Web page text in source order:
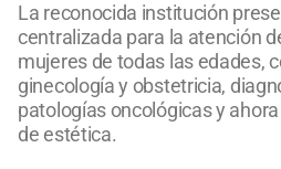
La reconocida institución
centralizada para la atención
mujeres de todas las edades,
ginecología y obstetricia,
patologías oncológicas y
de estética.